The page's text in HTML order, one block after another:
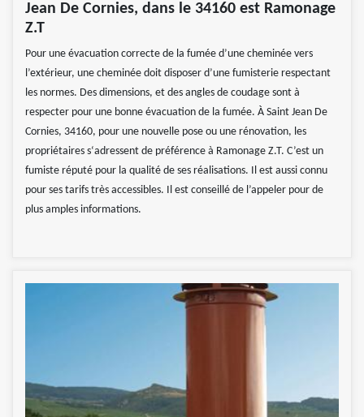
Jean De Cornies, dans le 34160 est Ramonage
Z.T
Pour une évacuation correcte de la fumée d’une cheminée vers
l’extérieur, une cheminée doit disposer d’une fumisterie respectant
les normes. Des dimensions, et des angles de coudage sont à
respecter pour une bonne évacuation de la fumée. À Saint Jean De
Cornies, 34160, pour une nouvelle pose ou une rénovation, les
propriétaires s‘adressent de préférence à Ramonage Z.T. C’est un
fumiste réputé pour la qualité de ses réalisations. Il est aussi connu
pour ses tarifs très accessibles. Il est conseillé de l’appeler pour de
plus amples informations.